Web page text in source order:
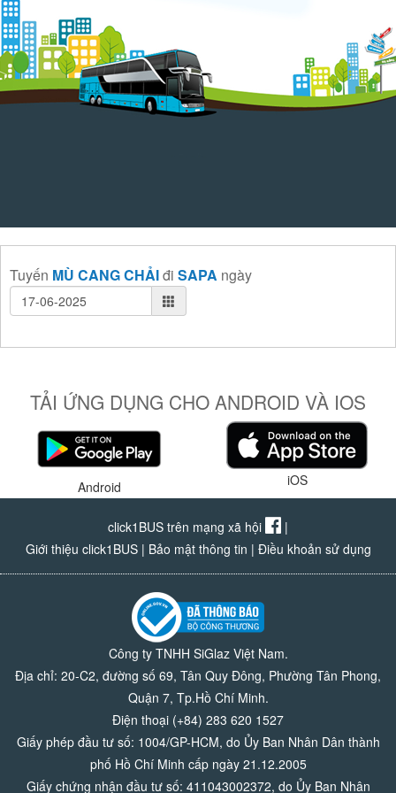
Tuyến MÙ CANG CHẢIđi SAPA ngày
TẢI ỨNG DỤNG CHO ANDROID VÀ IOS
Android iOS
click1BUS trên mạng xã hội
|
Giới thiệu click1BUS| Bảo mật thông tin | Điều khoản sử dụng
Công ty TNHH SiGlaz Việt Nam.
Địa chỉ: 20-C2, đường số 69, Tân Quy Đông, Phường Tân Phong,
Quận 7, Tp.Hồ Chí Minh.
Điện thoại (+84) 283 620 1527
Giấy phép đầu tư số: 1004/GP-HCM, do Ủy Ban Nhân Dân thành
phố Hồ Chí Minh cấp ngày 21.12.2005
Giấy chứng nhận đầu tư số: 411043002372, do Ủy Ban Nhân